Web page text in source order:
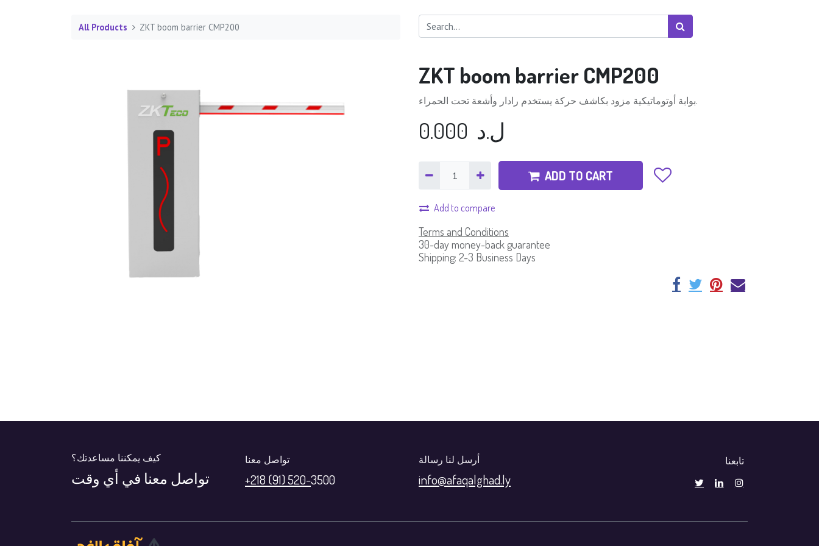
All Products ZKT boom barrier CMP200
ZKT boom barrier CMP200
بوابة أوتوماتيكية مزود بكاشف حركة يستخدم رادار وأشعة تحت الحمراء.
0.000 ل.د
ADD TO CART
Add to compare
Terms and Conditions
30-day money-back guarantee
Shipping: 2-3 Business Days
كيف يمكننا مساعدتك؟
تواصل معنا في أي وقت
تواصل معنا
+218 (91) 520-3500
أرسل لنا رسالة
info@afaqalghad.ly
تابعنا